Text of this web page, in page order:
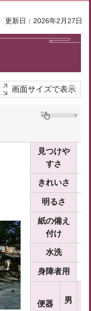
更新日：2026年2月27日
画面サイズで表示
見つけや
すさ
きれいさ
明るさ
紙の備え
付け
水洗
身障者用
便器
男